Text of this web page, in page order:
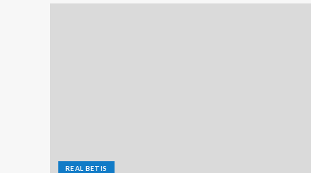
REAL BETIS